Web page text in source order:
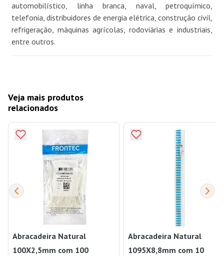
automobilístico, linha branca, naval, petroquímico,
telefonia, distribuidores de energia elétrica, construção civil,
refrigeração, máquinas agrícolas, rodoviárias e industriais,
entre outros.
Veja mais produtos
relacionados
Abracadeira Natural
100X2,5mm com 100
Abracadeira Natural
1095X8,8mm com 10